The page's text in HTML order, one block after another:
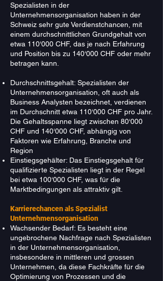
Spezialisten in der
Unternehmensorganisation haben in der
Schweiz sehr gute Verdienstchancen, mit
einem durchschnittlichen Grundgehalt von
etwa 110‘000 CHF, das je nach Erfahrung
und Position bis zu 140‘000 CHF oder mehr
betragen kann.
Durchschnittsgehalt: Spezialisten der
Unternehmensorganisation, oft auch als
Business Analysten bezeichnet, verdienen
im Durchschnitt etwa 110‘000 CHF pro Jahr.
Die Gehaltsspanne liegt zwischen 80‘000
CHF und 140‘000 CHF, abhängig von
Faktoren wie Erfahrung, Branche und
Region
Einstiegsgehälter: Das Einstiegsgehalt für
qualifizierte Spezialisten liegt in der Regel
bei etwa 100‘000 CHF, was für die
Marktbedingungen als attraktiv gilt.
Karrierechancen als Spezialist
Unternehmensorganisation
Wachsender Bedarf: Es besteht eine
ungebrochene Nachfrage nach Spezialisten
in der Unternehmensorganisation,
insbesondere in mittleren und grossen
Unternehmen, da diese Fachkräfte für die
Optimierung von Prozessen und die